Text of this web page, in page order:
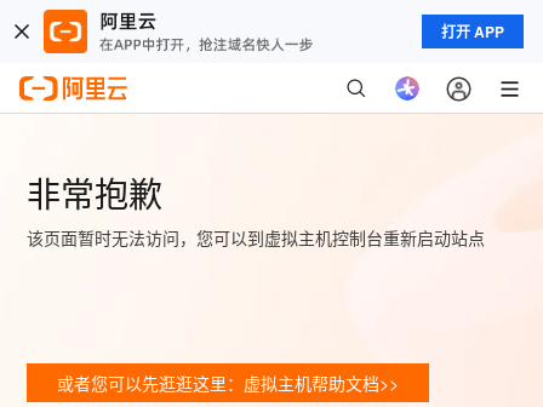
打开 APP
非常抱歉
该页面暂时无法访问，您可以到虚拟主机控制台重新启动站点
或者您可以先逛逛这里：虚拟主机帮助文档>>